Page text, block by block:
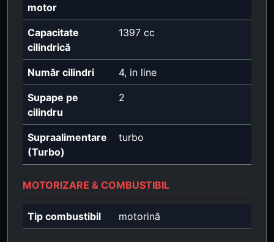
motor
Capacitate
cilindrică
1397 cc
Număr cilindri 4, in line
Supape pe
cilindru
2
Supraalimentare
(Turbo)
turbo
MOTORIZARE & COMBUSTIBIL
Tip combustibil motorină